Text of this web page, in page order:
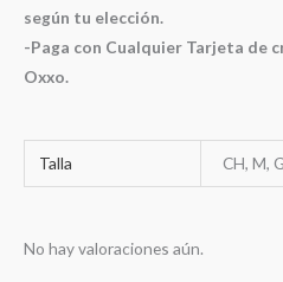
según tu elección.
-Paga con Cualquier Tarjeta de
Oxxo.
Talla CH, M,
No hay valoraciones aún.